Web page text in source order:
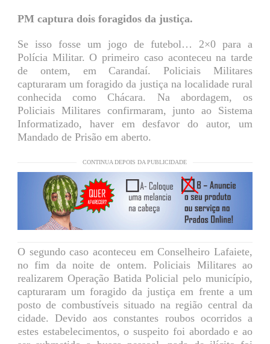
PM captura dois foragidos da justiça.
Se isso fosse um jogo de futebol… 2×0 para a
Polícia Militar. O primeiro caso aconteceu na tarde
de ontem, em Carandaí. Policiais Militares
capturaram um foragido da justiça na localidade rural
conhecida como Chácara. Na abordagem, os
Policiais Militares confirmaram, junto ao Sistema
Informatizado, haver em desfavor do autor, um
Mandado de Prisão em aberto.
CONTINUA DEPOIS DA PUBLICIDADE
O segundo caso aconteceu em Conselheiro Lafaiete,
no fim da noite de ontem. Policiais Militares ao
realizarem Operação Batida Policial pelo município,
capturaram um foragido da justiça em frente a um
posto de combustíveis situado na região central da
cidade. Devido aos constantes roubos ocorridos a
estes estabelecimentos, o suspeito foi abordado e ao